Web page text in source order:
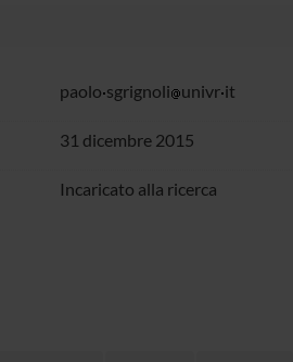
paolo sgrignoli univr it
31 dicembre 2015
Incaricato alla ricerca